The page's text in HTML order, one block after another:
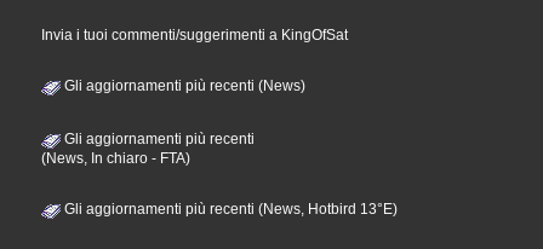
Invia i tuoi commenti/suggerimenti a KingOfSat
Gli aggiornamenti più recenti (News)
Gli aggiornamenti più recenti
(News, In chiaro - FTA)
Gli aggiornamenti più recenti (News, Hotbird 13°E)